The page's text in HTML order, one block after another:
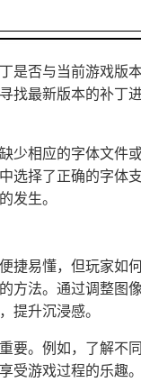
是否与当前游戏版
找最新版本的补丁
少相应的字体文件
选择了正确的字体
发生。
捷易懂，但玩家如
方法。通过调整图
提升沉浸感。
要。例如，了解不
受游戏过程的乐趣